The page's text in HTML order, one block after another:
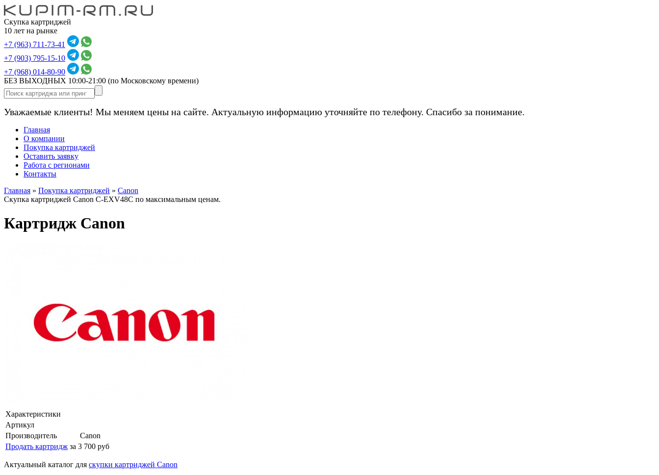
Скупка картриджей
10 лет на рынке
+7 (963) 711-73-41
+7 (903) 795-15-10
+7 (968) 014-80-90
БЕЗ ВЫХОДНЫХ 10:00-21:00 (по Московскому времени)
Уважаемые клиенты! Мы меняем цены на сайте. Актуальную информацию уточняйте по телефону. Спасибо за понимание.
Главная
О компании
Покупка картриджей
Оставить заявку
Работа с регионами
Контакты
Главная » Покупка картриджей » Canon
Скупка картриджей Canon C-EXV48C по максимальным ценам.
Картридж Canon
Характеристики
Артикул
Производитель
Canon
Продать картридж за 3 700 руб
Актуальный каталог для скупки картриджей Canon